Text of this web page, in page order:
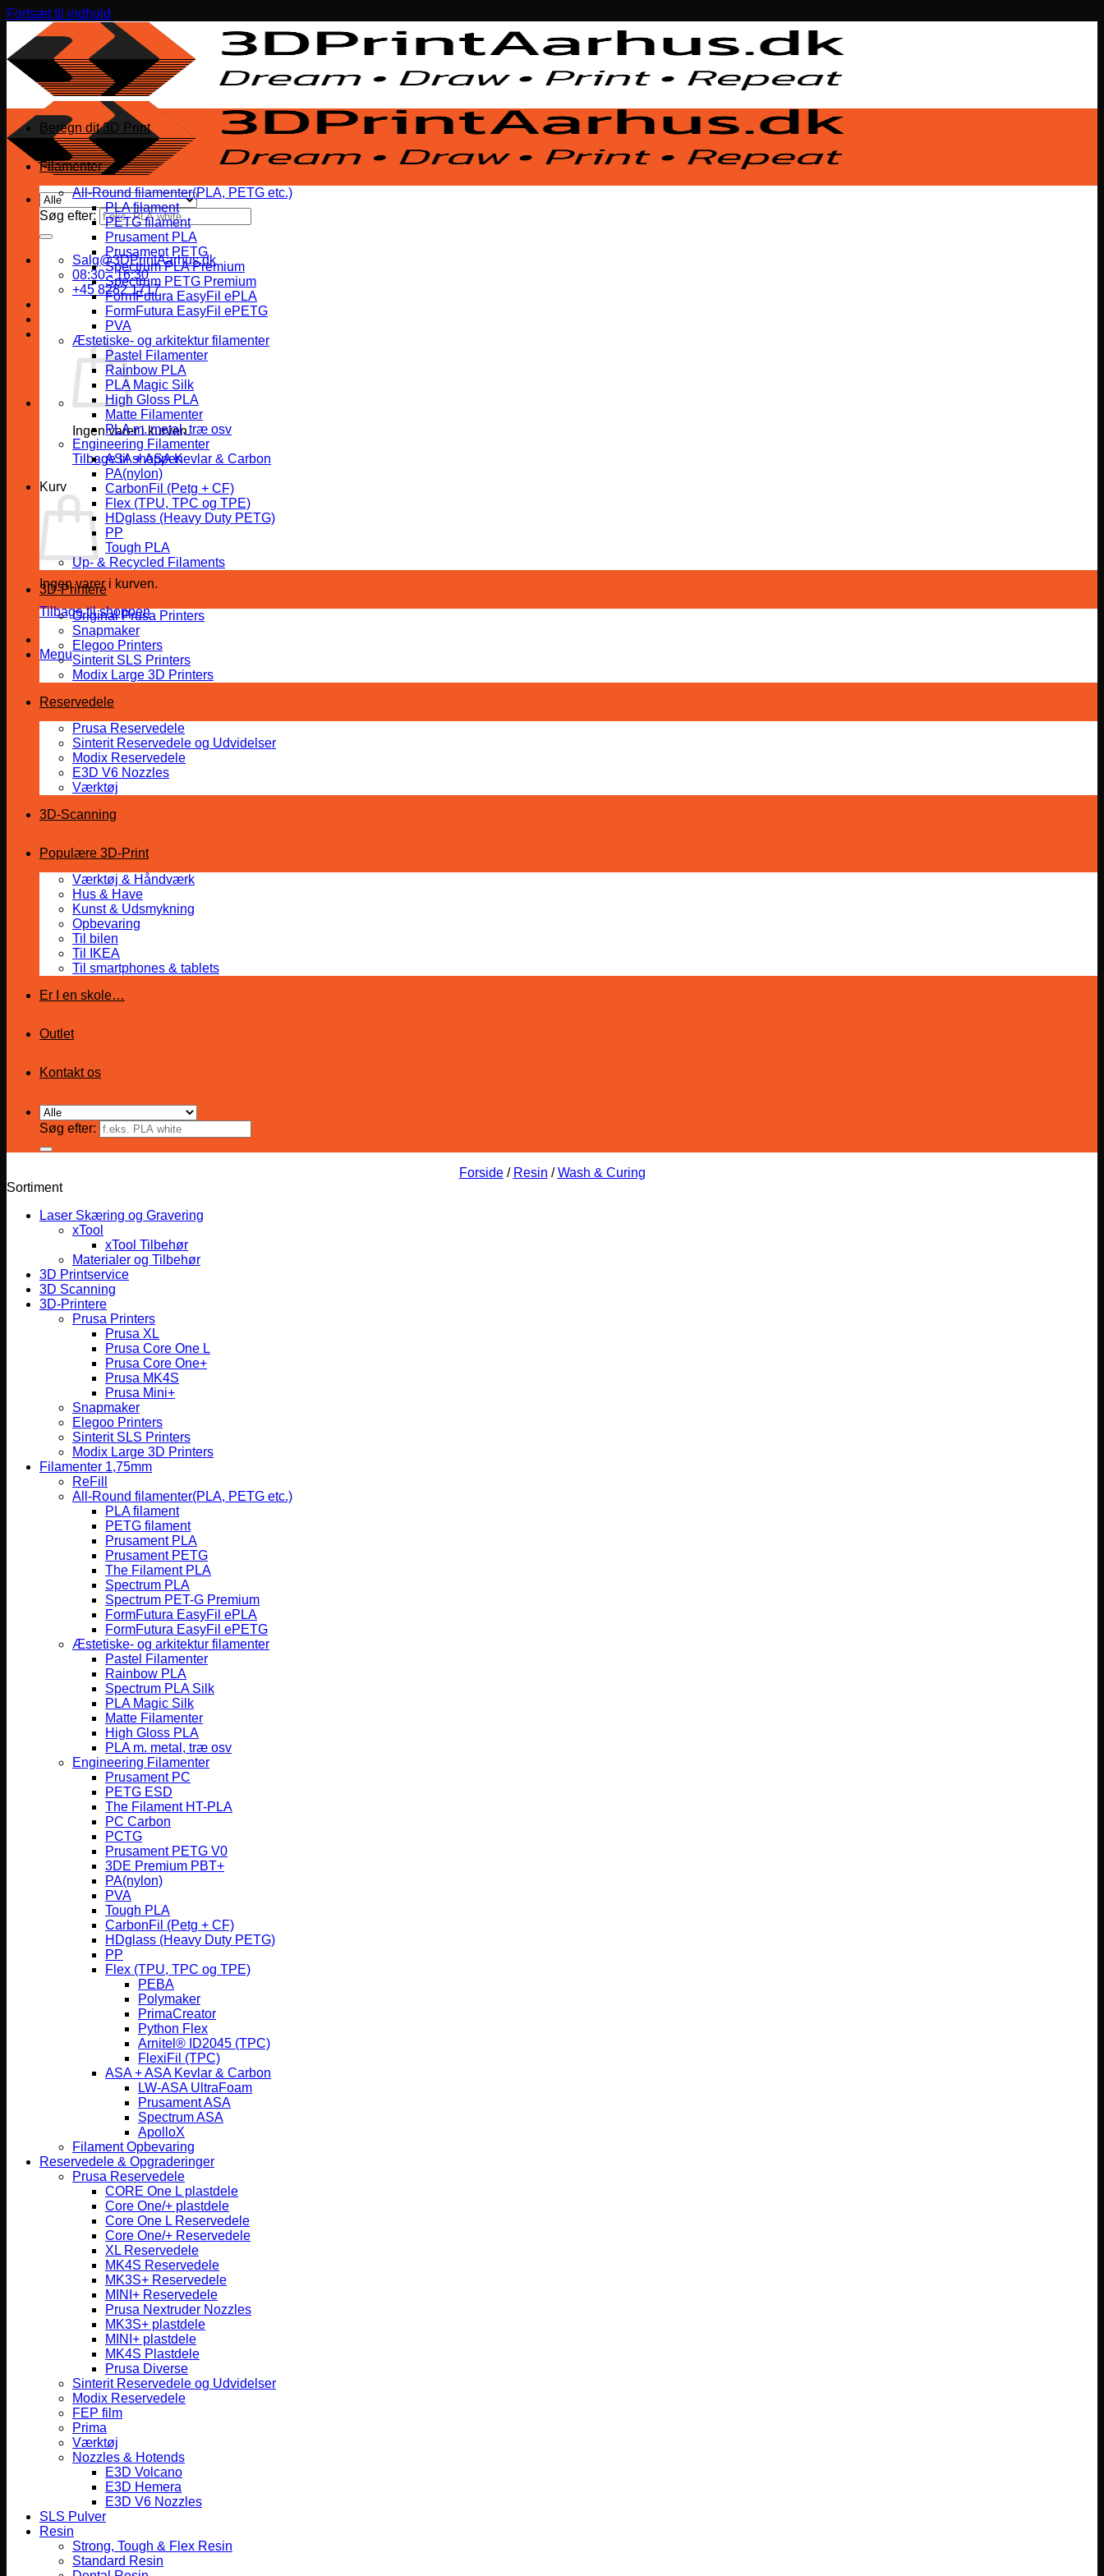
Fortsæt til indhold
Søg efter:
Salg@3DPrintAarhus.dk
08:30 - 16:30
+45 8282 1717
Ingen varer i kurven.
Tilbage til shoppen
Kurv
Ingen varer i kurven.
Tilbage til shoppen
Menu
Beregn dit 3D Print
Filamenter
All-Round filamenter(PLA, PETG etc.)
PLA filament
PETG filament
Prusament PLA
Prusament PETG
Spectrum PLA Premium
Spectrum PETG Premium
FormFutura EasyFil ePLA
FormFutura EasyFil ePETG
PVA
Æstetiske- og arkitektur filamenter
Pastel Filamenter
Rainbow PLA
PLA Magic Silk
High Gloss PLA
Matte Filamenter
PLA m. metal, træ osv
Engineering Filamenter
ASA + ASA Kevlar & Carbon
PA(nylon)
CarbonFil (Petg + CF)
Flex (TPU, TPC og TPE)
HDglass (Heavy Duty PETG)
PP
Tough PLA
Up- & Recycled Filaments
3D-Printere
Original Prusa Printers
Snapmaker
Elegoo Printers
Sinterit SLS Printers
Modix Large 3D Printers
Reservedele
Prusa Reservedele
Sinterit Reservedele og Udvidelser
Modix Reservedele
E3D V6 Nozzles
Værktøj
3D-Scanning
Populære 3D-Print
Værktøj & Håndværk
Hus & Have
Kunst & Udsmykning
Opbevaring
Til bilen
Til IKEA
Til smartphones & tablets
Er I en skole…
Outlet
Kontakt os
Søg efter:
Forside / Resin / Wash & Curing
Sortiment
Laser Skæring og Gravering
xTool
xTool Tilbehør
Materialer og Tilbehør
3D Printservice
3D Scanning
3D-Printere
Prusa Printers
Prusa XL
Prusa Core One L
Prusa Core One+
Prusa MK4S
Prusa Mini+
Snapmaker
Elegoo Printers
Sinterit SLS Printers
Modix Large 3D Printers
Filamenter 1,75mm
ReFill
All-Round filamenter(PLA, PETG etc.)
PLA filament
PETG filament
Prusament PLA
Prusament PETG
The Filament PLA
Spectrum PLA
Spectrum PET-G Premium
FormFutura EasyFil ePLA
FormFutura EasyFil ePETG
Æstetiske- og arkitektur filamenter
Pastel Filamenter
Rainbow PLA
Spectrum PLA Silk
PLA Magic Silk
Matte Filamenter
High Gloss PLA
PLA m. metal, træ osv
Engineering Filamenter
Prusament PC
PETG ESD
The Filament HT-PLA
PC Carbon
PCTG
Prusament PETG V0
3DE Premium PBT+
PA(nylon)
PVA
Tough PLA
CarbonFil (Petg + CF)
HDglass (Heavy Duty PETG)
PP
Flex (TPU, TPC og TPE)
PEBA
Polymaker
PrimaCreator
Python Flex
Arnitel® ID2045 (TPC)
FlexiFil (TPC)
ASA + ASA Kevlar & Carbon
LW-ASA UltraFoam
Prusament ASA
Spectrum ASA
ApolloX
Filament Opbevaring
Reservedele & Opgraderinger
Prusa Reservedele
CORE One L plastdele
Core One/+ plastdele
Core One L Reservedele
Core One/+ Reservedele
XL Reservedele
MK4S Reservedele
MK3S+ Reservedele
MINI+ Reservedele
Prusa Nextruder Nozzles
MK3S+ plastdele
MINI+ plastdele
MK4S Plastdele
Prusa Diverse
Sinterit Reservedele og Udvidelser
Modix Reservedele
FEP film
Prima
Værktøj
Nozzles & Hotends
E3D Volcano
E3D Hemera
E3D V6 Nozzles
SLS Pulver
Resin
Strong, Tough & Flex Resin
Standard Resin